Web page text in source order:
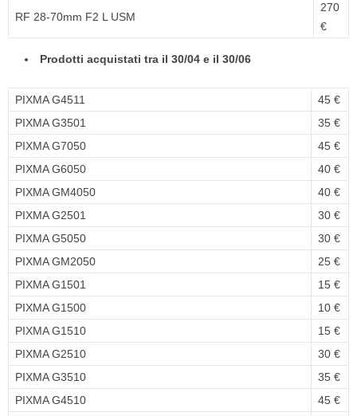
RF 28-70mm F2 L USM
270
€
Prodotti acquistati tra il 30/04 e il 30/06
PIXMA G4511
45 €
PIXMA G3501
35 €
PIXMA G7050
45 €
PIXMA G6050
40 €
PIXMA GM4050
40 €
PIXMA G2501
30 €
PIXMA G5050
30 €
PIXMA GM2050
25 €
PIXMA G1501
15 €
PIXMA G1500
10 €
PIXMA G1510
15 €
PIXMA G2510
30 €
PIXMA G3510
35 €
PIXMA G4510
45 €